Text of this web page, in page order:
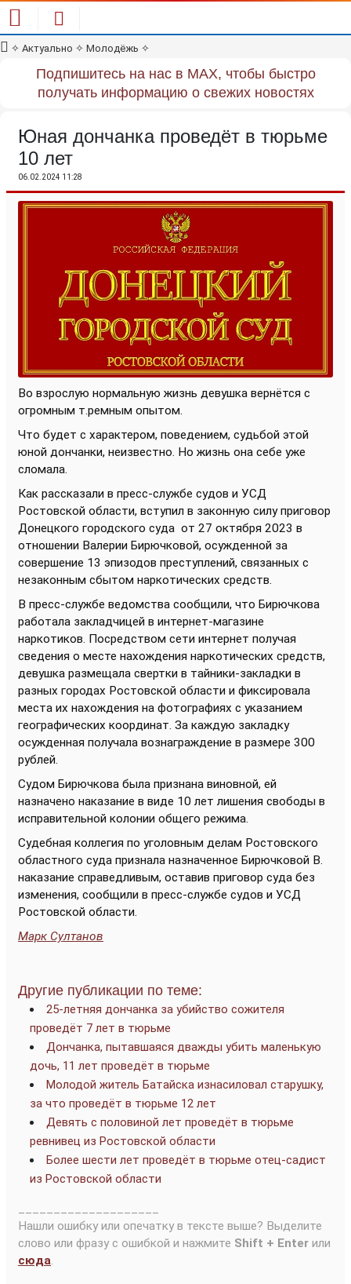
✧ Актуально ✧ Молодёжь ✧
Подпишитесь на нас в MAX, чтобы быстро
получать информацию о свежих новостях
Юная дончанка проведёт в тюрьме
10 лет
06.02.2024 11:28
Во взрослую нормальную жизнь девушка вернётся с
огромным т.ремным опытом.
Что будет с характером, поведением, судьбой этой
юной дончанки, неизвестно. Но жизнь она себе уже
сломала.
Как рассказали в пресс-службе судов и УСД
Ростовской области, вступил в законную силу приговор
Донецкого городского суда от 27 октября 2023 в
отношении Валерии Бирючковой, осужденной за
совершение 13 эпизодов преступлений, связанных с
незаконным сбытом наркотических средств.
В пресс-службе ведомства сообщили, что Бирючкова
работала закладчицей в интернет-магазине
наркотиков. Посредством сети интернет получая
сведения о месте нахождения наркотических средств,
девушка размещала свертки в тайники-закладки в
разных городах Ростовской области и фиксировала
места их нахождения на фотографиях с указанием
географических координат. За каждую закладку
осужденная получала вознаграждение в размере 300
рублей.
Судом Бирючкова была признана виновной, ей
назначено наказание в виде 10 лет лишения свободы в
исправительной колонии общего режима.
Судебная коллегия по уголовным делам Ростовского
областного суда признала назначенное Бирючковой В.
наказание справедливым, оставив приговор суда без
изменения, сообщили в пресс-службе судов и УСД
Ростовской области.
Марк Султанов
Другие публикации по теме:
25-летняя дончанка за убийство сожителя
проведёт 7 лет в тюрьме
Дончанка, пытавшаяся дважды убить маленькую
дочь, 11 лет проведёт в тюрьме
Молодой житель Батайска изнасиловал старушку,
за что проведёт в тюрьме 12 лет
Девять с половиной лет проведёт в тюрьме
ревнивец из Ростовской области
Более шести лет проведёт в тюрьме отец-садист
из Ростовской области
Нашли ошибку или опечатку в тексте выше? Выделите
слово или фразу с ошибкой и нажмите Shift + Enter или
сюда.